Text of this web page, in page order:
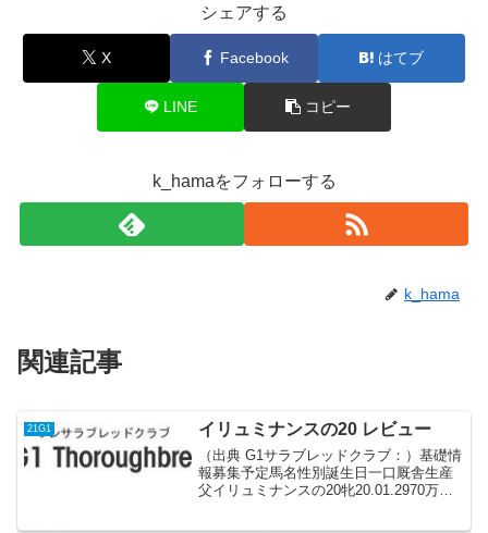
シェアする
X Facebook はてブ
LINE コピー
k_hamaをフォローする
k_hama
関連記事
21G1 イリュミナンスの20 レビュー
（出典 G1サラブレッドクラブ：）基礎情
報募集予定馬名性別誕生日一口厩舎生産
父イリュミナンスの20牝20.01.2970万円